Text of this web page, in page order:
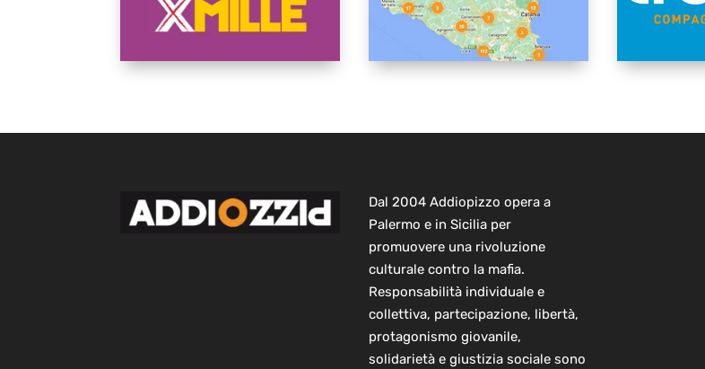
Dal 2004 Addiopizzo opera a
Palermo e in Sicilia per
promuovere una rivoluzione
culturale contro la mafia.
Responsabilità individuale e
collettiva, partecipazione, libertà,
protagonismo giovanile,
solidarietà e giustizia sociale sono